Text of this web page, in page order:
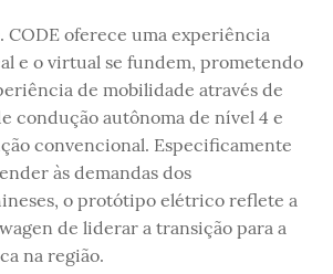
CODE oferece uma experiência
e o virtual se fundem, prometendo
de mobilidade através de
condução autônoma de nível 4 e
convencional. Especificamente
às demandas dos
o protótipo elétrico reflete a
de liderar a transição para a
na região.